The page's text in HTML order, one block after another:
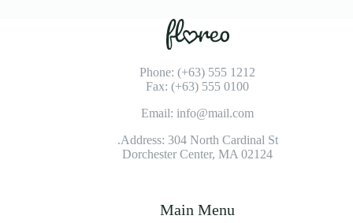
Phone: (+63) 555 1212
Fax: (+63) 555 0100
Email: info@mail.com
Address: 304 North Cardinal St.
Dorchester Center, MA 02124
Main Menu